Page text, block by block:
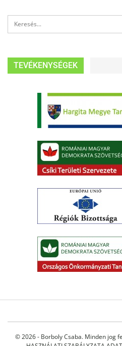
TEVÉKENYSÉGEK
© 2026 - Borboly Csaba. Minden jog